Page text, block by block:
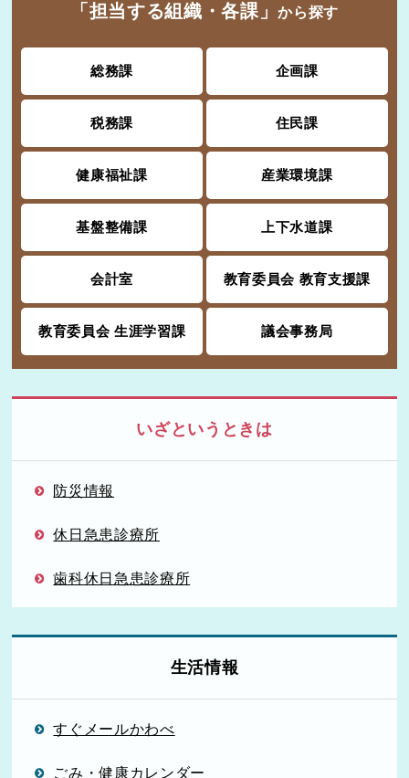
「担当する組織・各課」から探す
総務課 企画課
税務課 住民課
健康福祉課 産業環境課
基盤整備課 上下水道課
会計室 教育委員会 教育支援課
教育委員会 生涯学習課 議会事務局
いざというときは
防災情報
休日急患診療所
歯科休日急患診療所
生活情報
すぐメールかわべ
ごみ・健康カレンダー